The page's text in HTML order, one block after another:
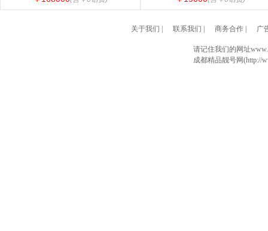
关于我们 联系我们 商务合作| 广
请记住我们的网址
成都精品靓号网(http://